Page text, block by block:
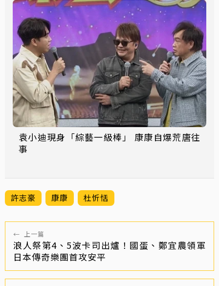
袁小迪現身「綜藝一級棒」 康康自爆荒唐往
事
許志豪 康康 杜忻恬
← 上一篇
浪人祭第4、5波卡司出爐！國蛋、鄭宜農領軍
日本傳奇樂團首攻安平